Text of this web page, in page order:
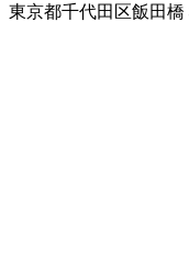
東京都千代田区飯田橋